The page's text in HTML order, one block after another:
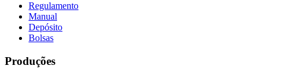
Regulamento
Manual
Depósito
Bolsas
Produções